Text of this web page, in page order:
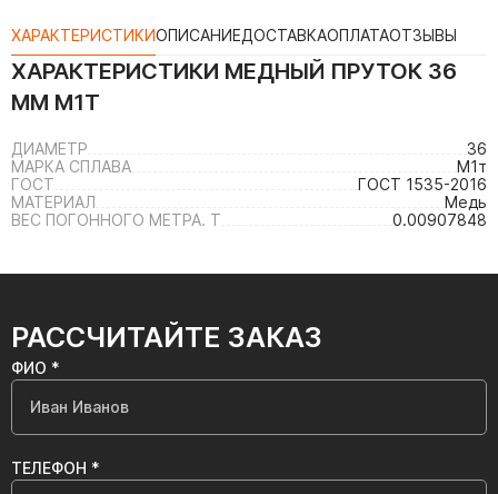
ХАРАКТЕРИСТИКИОПИСАНИЕДОСТАВКАОПЛАТАОТЗЫВЫ
ХАРАКТЕРИСТИКИ МЕДНЫЙ ПРУТОК 36
ММ М1Т
ДИАМЕТР
36
МАРКА СПЛАВА
М1т
ГОСТ
ГОСТ 1535-2016
МАТЕРИАЛ
Медь
ВЕС ПОГОННОГО МЕТРА. Т
0.00907848
РАССЧИТАЙТЕ ЗАКАЗ
ФИО *
ТЕЛЕФОН *